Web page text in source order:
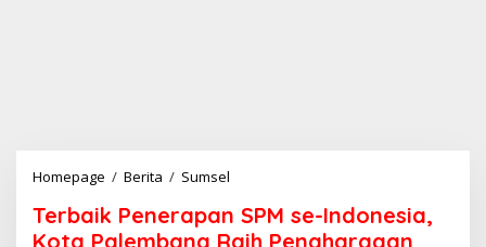
Homepage / Berita / Sumsel
r
b
Terbaik Penerapan SPM se-Indonesia,
Kota Palembang Raih Penghargaan